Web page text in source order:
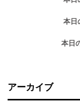
本日
本日
アーカイブ